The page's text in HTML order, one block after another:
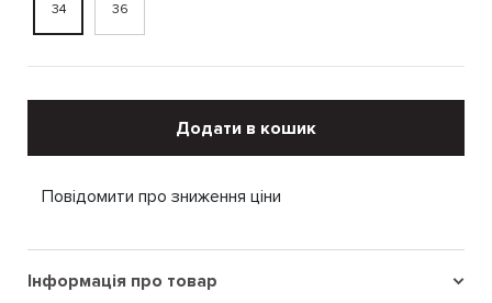
34 36
Додати в кошик
Повідомити про зниження ціни
Інформація про товар